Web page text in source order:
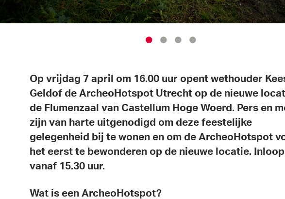
Op vrijdag 7 april om 16.00 uur opent wethouder
Geldof de ArcheoHotspot Utrecht op de nieuwe
de Flumenzaal van Castellum Hoge Woerd. Pers en
zijn van harte uitgenodigd om deze feestelijke
gelegenheid bij te wonen en om de ArcheoHotspot
het eerst te bewonderen op de nieuwe locatie.
vanaf 15.30 uur.
Wat is een ArcheoHotspot?